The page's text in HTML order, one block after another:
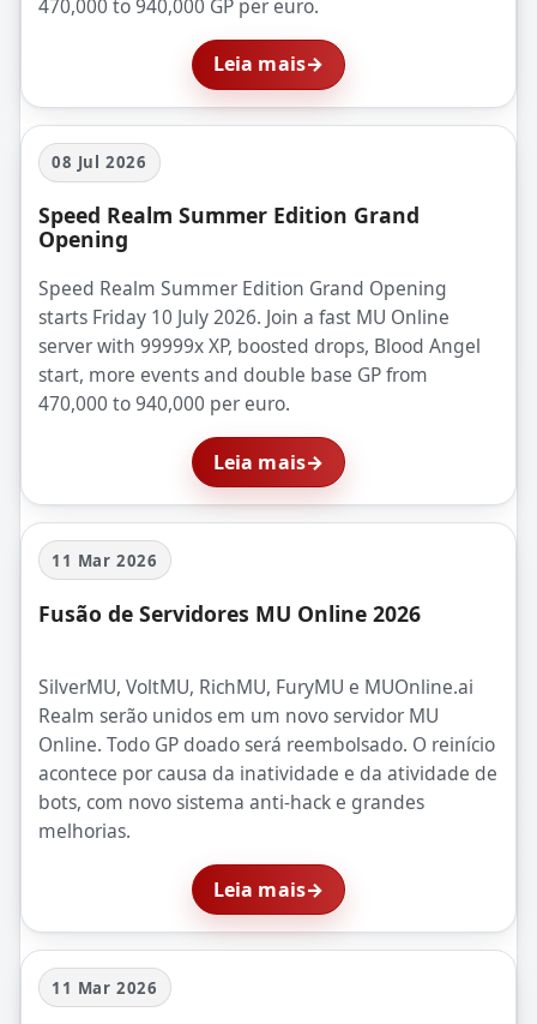
470,000 to 940,000 GP per euro.
Leia mais→
08 Jul 2026
Speed Realm Summer Edition Grand
Opening
Speed Realm Summer Edition Grand Opening
starts Friday 10 July 2026. Join a fast MU Online
server with 99999x XP, boosted drops, Blood Angel
start, more events and double base GP from
470,000 to 940,000 per euro.
Leia mais→
11 Mar 2026
Fusão de Servidores MU Online 2026
SilverMU, VoltMU, RichMU, FuryMU e MUOnline.ai
Realm serão unidos em um novo servidor MU
Online. Todo GP doado será reembolsado. O reinício
acontece por causa da inatividade e da atividade de
bots, com novo sistema anti-hack e grandes
melhorias.
Leia mais→
11 Mar 2026